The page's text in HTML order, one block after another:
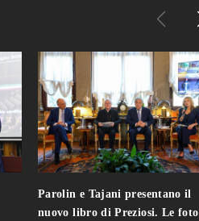
Parolin e Tajani presentano il
nuovo libro di Preziosi. Le foto